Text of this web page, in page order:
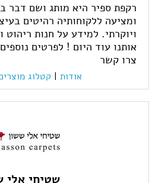
רקפת ספיר היא מותג ושם דבר
ומציעה ללקוחותיה רהיטים
ויוקרתי. למידע על חנות ריהוט
אותנו עוד היום ! לפרטים
צרו קשר
אודות | קטלוג
שטיחי אלי